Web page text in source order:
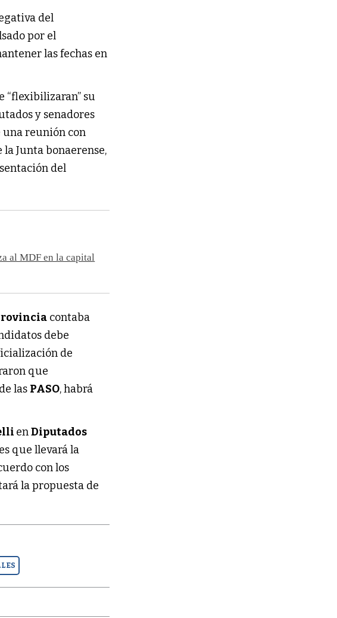
del
por el
las fechas en
“flexibilizaran” su
y senadores
una reunión con
Junta bonaerense,
del
al MDF en la capital
contaba
debe
de
que
las PASO, habrá
enDiputados
que llevará la
con los
la propuesta de